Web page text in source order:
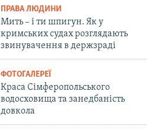
ПРАВА ЛЮДИНИ
Мить – і ти шпигун. Як у
кримських судах розглядають
звинувачення в держзраді
ФОТОГАЛЕРЕЇ
Краса Сімферопольського
водосховища та занедбаність
довкола